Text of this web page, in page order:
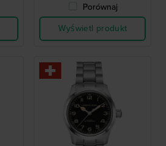
Porównaj
Wyświetl produkt